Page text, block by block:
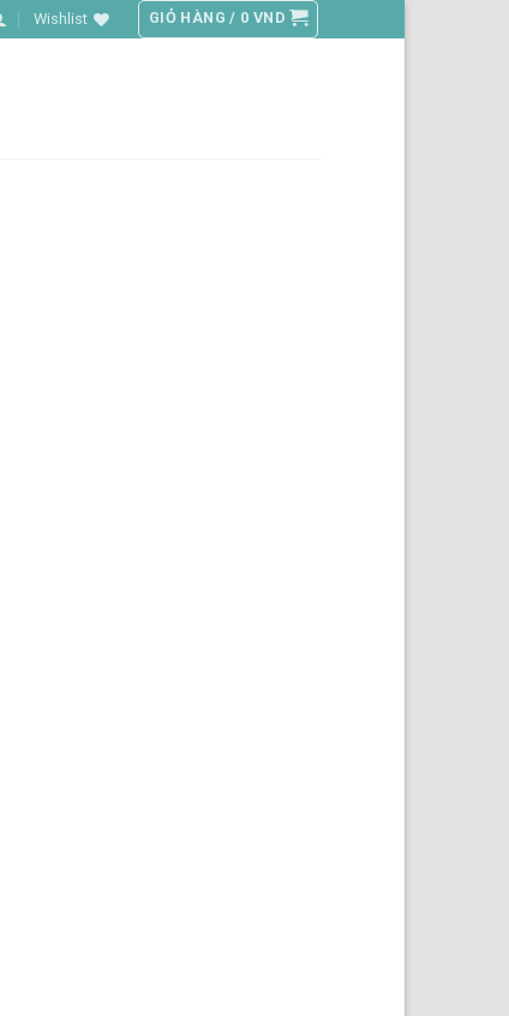
Wishlist GIỎ HÀNG / 0 VND